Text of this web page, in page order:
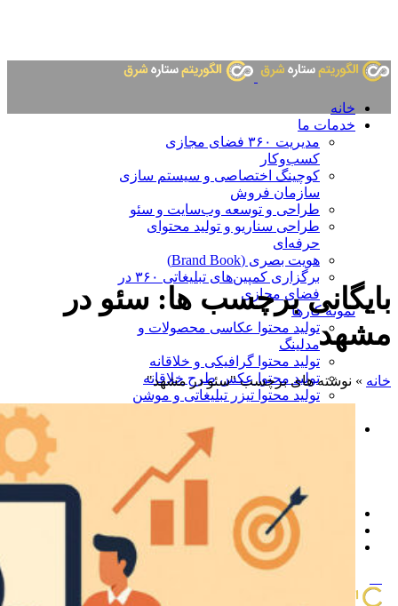
خانه
خدمات ما
مدیریت ۳۶۰ فضای مجازی
کسب‌وکار
کوچینگ اختصاصی و سیستم سازی
سازمان فروش
طراحی و توسعه وب‌سایت و سئو
طراحی سناریو و تولید محتوای
حرفه‌ای
هویت بصری (Brand Book)
برگزاری کمپین‌های تبلیغاتی ۳۶۰ در
فضای مجازی
نمونه کارها
تولید محتوا عکاسی محصولات و
مدلینگ
تولید محتوا گرافیکی و خلاقانه
تولید محتوا عکس طرح خلاقانه
تولید محتوا تیزر تبلیغاتی و موشن
چرا برون سپاری کنیم
اخبار و مقالات
مشاوره و استعلام قیمت
بایگانی برچسب ها: سئو در
مشهد
خانه » نوشته های برچسب "سئو در مشهد"